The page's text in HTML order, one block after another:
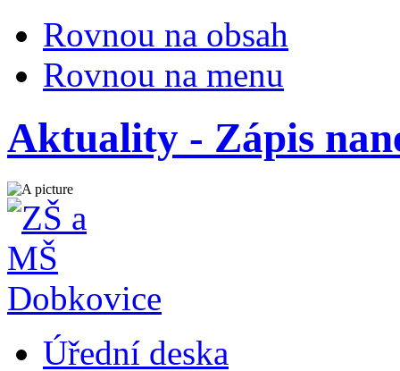
Rovnou na obsah
Rovnou na menu
Aktuality - Zápis
Úřední deska